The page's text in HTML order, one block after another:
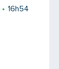
16h54